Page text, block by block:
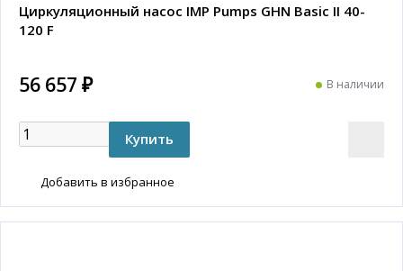
Циркуляционный насос IMP Pumps GHN Basic II 40-
120 F
56 657 ₽ В наличии
Добавить в избранное